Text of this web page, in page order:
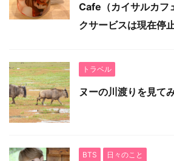
Cafe（カイサルカフ
クサービスは現在停
トラベル
ヌーの川渡りを見て
BTS 日々のこと